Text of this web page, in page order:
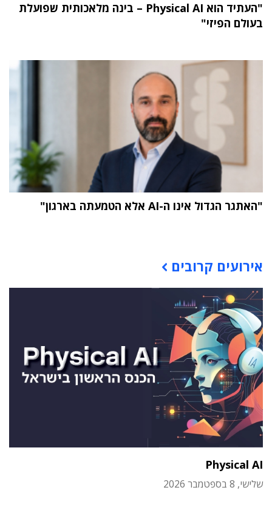
"העתיד הוא Physical AI – בינה מלאכותית שפועלת
בעולם הפיזי"
"האתגר הגדול אינו ה-AI אלא הטמעתה בארגון"
אירועים קרובים
Physical AI
שלישי, 8 בספטמבר 2026